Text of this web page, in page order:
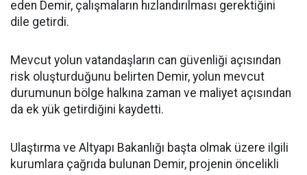
eden Demir, çalışmaların hızlandırılması gerektiğini
dile getirdi.
Mevcut yolun vatandaşların can güvenliği açısından
risk oluşturduğunu belirten Demir, yolun mevcut
durumunun bölge halkına zaman ve maliyet açısından
da ek yük getirdiğini kaydetti.
Ulaştırma ve Altyapı Bakanlığı başta olmak üzere ilgili
kurumlara çağrıda bulunan Demir, projenin öncelikli